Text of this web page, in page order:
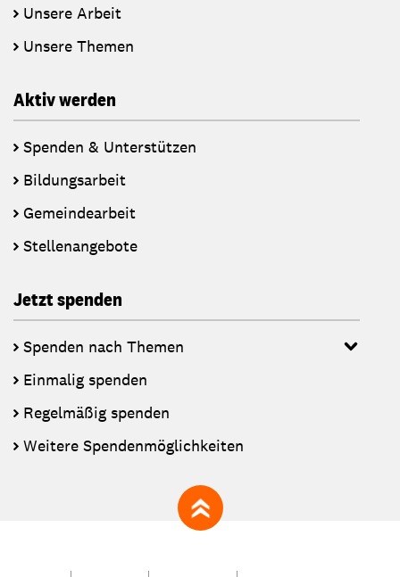
Unsere Arbeit
Unsere Themen
Aktiv werden
Spenden & Unterstützen
Bildungsarbeit
Gemeindearbeit
Stellenangebote
Jetzt spenden
Spenden nach Themen
Einmalig spenden
Regelmäßig spenden
Weitere Spendenmöglichkeiten
zum Seitenanfang